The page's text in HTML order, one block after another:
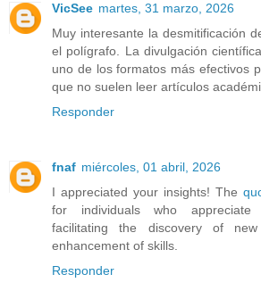
VicSee martes, 31 marzo, 2026
Muy interesante la desmitificación
el polígrafo. La divulgación
uno de los formatos más efectivos
que no suelen leer artículos
Responder
fnaf miércoles, 01 abril, 2026
I appreciated your insights! The
for individuals who appreciate
facilitating the discovery of
enhancement of skills.
Responder